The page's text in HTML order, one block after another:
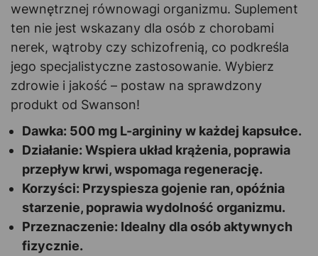
wewnętrznej równowagi organizmu. Suplement
ten nie jest wskazany dla osób z chorobami
nerek, wątroby czy schizofrenią, co podkreśla
jego specjalistyczne zastosowanie. Wybierz
zdrowie i jakość – postaw na sprawdzony
produkt od Swanson!
Dawka: 500 mg L-argininy w każdej kapsułce.
Działanie: Wspiera układ krążenia, poprawia
przepływ krwi, wspomaga regenerację.
Korzyści: Przyspiesza gojenie ran, opóźnia
starzenie, poprawia wydolność organizmu.
Przeznaczenie: Idealny dla osób aktywnych
fizycznie.